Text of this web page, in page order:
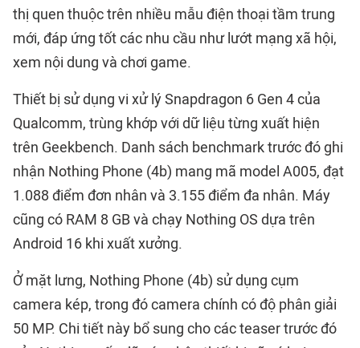
thị quen thuộc trên nhiều mẫu điện thoại tầm trung
mới, đáp ứng tốt các nhu cầu như lướt mạng xã hội,
xem nội dung và chơi game.
Thiết bị sử dụng vi xử lý Snapdragon 6 Gen 4 của
Qualcomm, trùng khớp với dữ liệu từng xuất hiện
trên Geekbench. Danh sách benchmark trước đó ghi
nhận Nothing Phone (4b) mang mã model A005, đạt
1.088 điểm đơn nhân và 3.155 điểm đa nhân. Máy
cũng có RAM 8 GB và chạy Nothing OS dựa trên
Android 16 khi xuất xưởng.
Ở mặt lưng, Nothing Phone (4b) sử dụng cụm
camera kép, trong đó camera chính có độ phân giải
50 MP. Chi tiết này bổ sung cho các teaser trước đó